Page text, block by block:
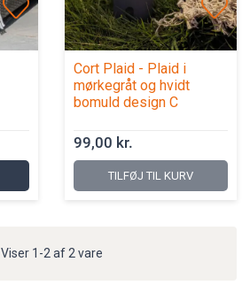
Cort Plaid - Plaid i
mørkegråt og hvidt
bomuld design C
99,00 kr.
TILFØJ TIL KURV
Viser 1-2 af 2 vare